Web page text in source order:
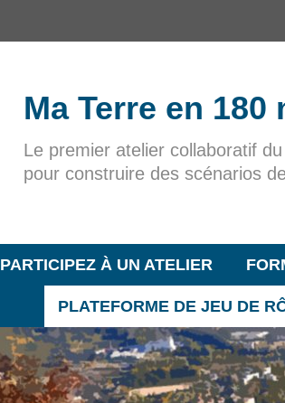
Ma Terre en 180
Le premier atelier collaboratif
pour construire des scénarios
PARTICIPEZ À UN ATELIER
PLATEFORME DE JEU DE